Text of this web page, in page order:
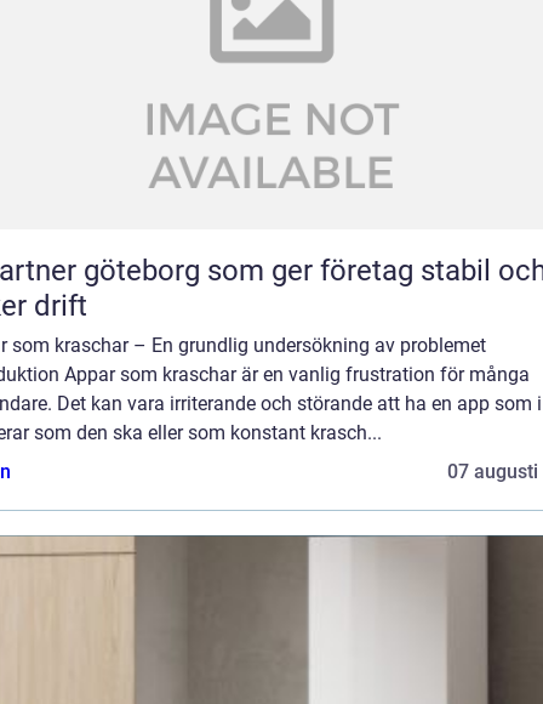
göteborg som ger företag stabil
drift
som kraschar – En grundlig undersökning av problemet
Appar som kraschar är en vanlig frustration för många
Det kan vara irriterande och störande att ha en app som
som den ska eller som konstant krasch...
07 augusti